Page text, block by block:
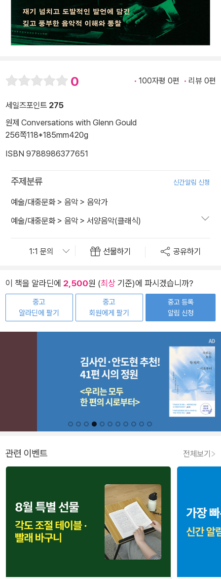
0 100자평 0편 리뷰 0편
세일즈포인트 275
원제 Conversations with Glenn Gould
256쪽118*185mm420g
ISBN 9788986377651
주제분류 신간알림 신청
예술/대중문화> 음악> 음악가
예술/대중문화> 음악> 서양음악(클래식)
선물하기 공유하기
이 책을 알라딘에 2,500원 (최상 기준)에 파시겠습니까?
중고
알라딘에 팔기
중고
회원에게 팔기
중고 등록
알림 신청
관련 이벤트 전체보기